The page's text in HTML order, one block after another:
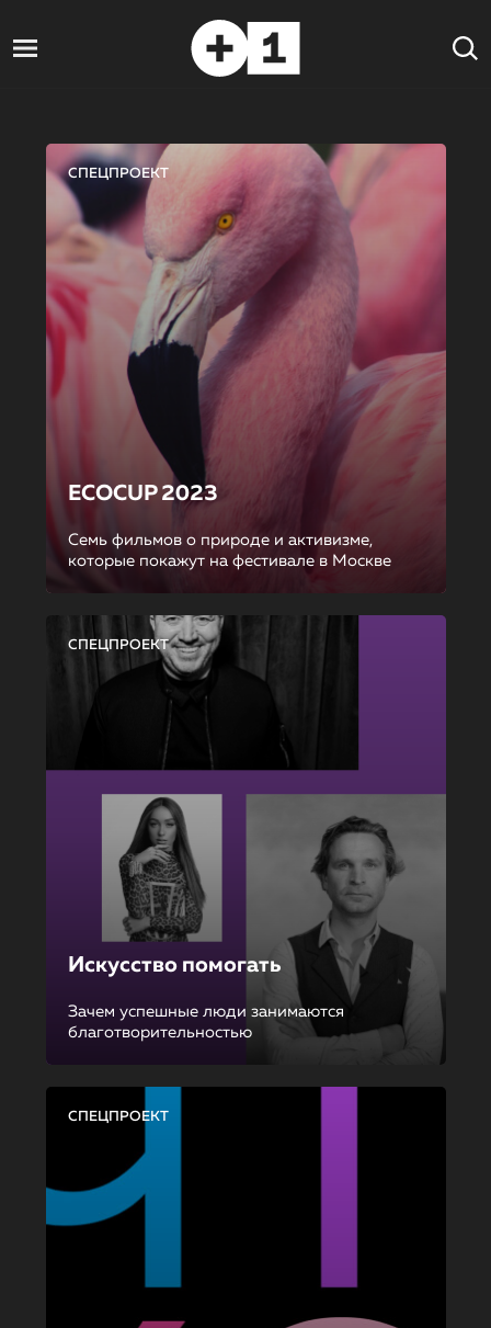
СПЕЦПРОЕКТ
ECOCUP 2023
Семь фильмов о природе и активизме,
которые покажут на фестивале в Москве
СПЕЦПРОЕКТ
Искусство помогать
Зачем успешные люди занимаются
благотворительностью
СПЕЦПРОЕКТ